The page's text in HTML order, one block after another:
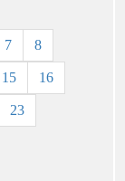
7 8
15 16
23